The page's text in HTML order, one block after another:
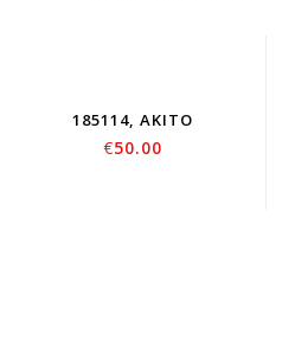
185114, AKITO
€50.00